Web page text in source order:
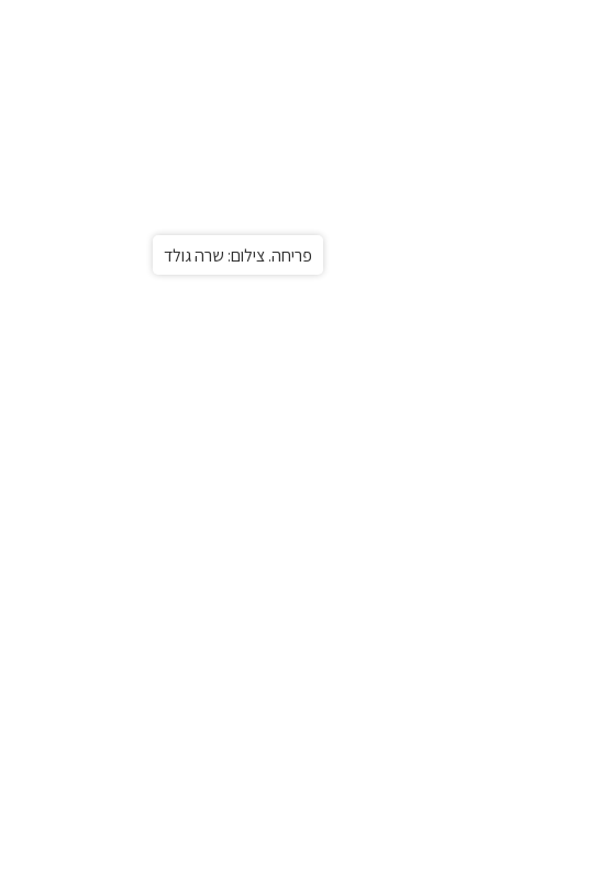
פריחה. צילום: שרה גולד